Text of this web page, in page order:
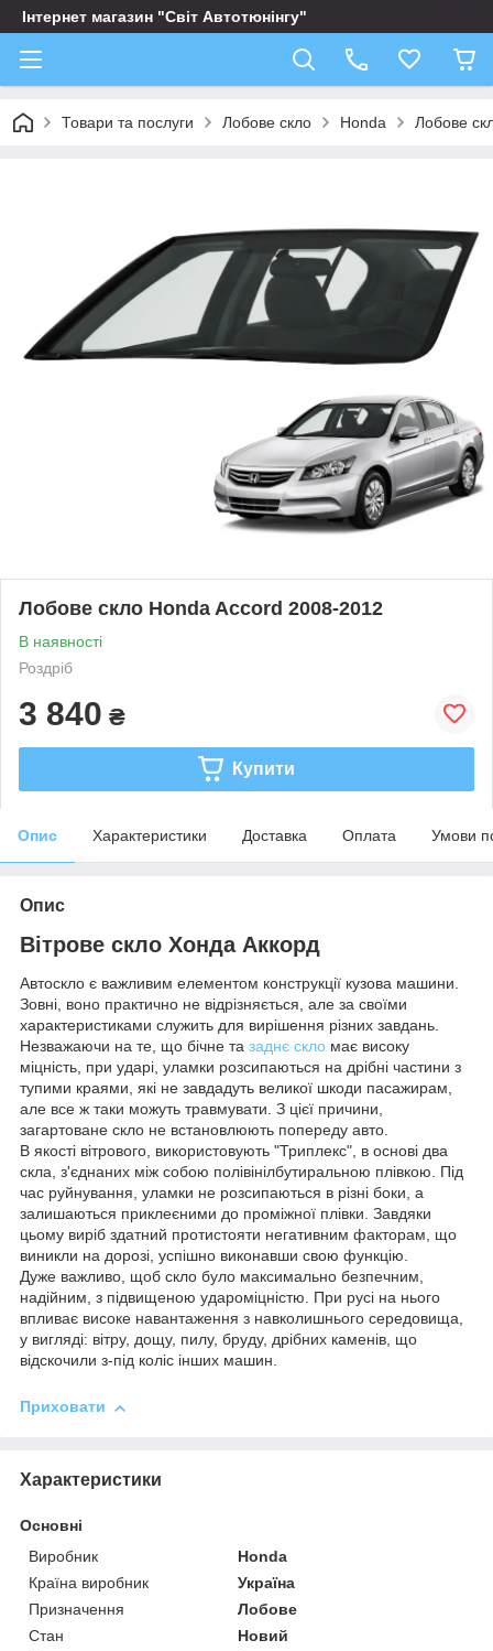
Інтернет магазин "Світ Автотюнінгу"
Товари та послуги Лобове скло Honda Лобове
Лобове скло Honda Accord 2008-2012
В наявності
Роздріб
3 840 ₴
Купити
Опис Характеристики Доставка Оплата Умови
Опис
Вітрове скло Хонда Аккорд
Автоскло є важливим елементом конструкції кузова машини.
Зовні, воно практично не відрізняється, але за своїми
характеристиками служить для вирішення різних завдань.
Незважаючи на те, що бічне та заднє скло має високу
міцність, при ударі, уламки розсипаються на дрібні частини з
тупими краями, які не завдадуть великої шкоди пасажирам,
але все ж таки можуть травмувати. З цієї причини,
загартоване скло не встановлюють попереду авто.
В якості вітрового, використовують "Триплекс", в основі два
скла, з'єднаних між собою полівінілбутиральною плівкою. Під
час руйнування, уламки не розсипаються в різні боки, а
залишаються приклеєними до проміжної плівки. Завдяки
цьому виріб здатний протистояти негативним факторам, що
виникли на дорозі, успішно виконавши свою функцію.
Дуже важливо, щоб скло було максимально безпечним,
надійним, з підвищеною удароміцністю. При русі на нього
впливає високе навантаження з навколишнього середовища,
у вигляді: вітру, дощу, пилу, бруду, дрібних каменів, що
відскочили з-під коліс інших машин.
Приховати
Характеристики
Основні
Виробник
Honda
Країна виробник
Україна
Призначення
Лобове
Стан
Новий